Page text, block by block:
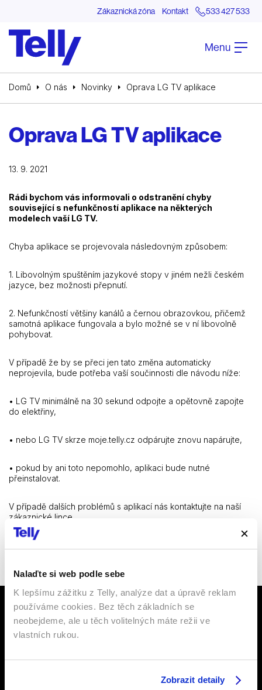
Nalaďte si web podle sebe
K lepšímu zážitku z Telly, analýze dat a úpravě reklam
používáme cookies. Bez těch základních se
neobejdeme, ale u těch volitelných máte režii ve
vlastních rukou.
Zobrazit detaily
Zákaznická zóna Kontakt 533 427 533
Menu
Domů O nás Novinky Oprava LG TV aplikace
Oprava LG TV aplikace
13. 9. 2021
Rádi bychom vás informovali o odstranění chyby
související s nefunkčností aplikace na některých
modelech vaší LG TV.
Chyba aplikace se projevovala následovným způsobem:
1. Libovolným spuštěním jazykové stopy v jiném nežli českém
jazyce, bez možnosti přepnutí.
2. Nefunkčností většiny kanálů a černou obrazovkou, přičemž
samotná aplikace fungovala a bylo možné se v ní libovolně
pohybovat.
V případě že by se přeci jen tato změna automaticky
neprojevila, bude potřeba vaší součinnosti dle návodu níže:
• LG TV minimálně na 30 sekund odpojte a opětovně zapojte
do elektřiny,
• nebo LG TV skrze moje.telly.cz odpárujte znovu napárujte,
• pokud by ani toto nepomohlo, aplikaci bude nutné
přeinstalovat.
V případě dalších problémů s aplikací nás kontaktujte na naší
zákaznické lince.
Sledujte nás naFacebooku,
Podpora